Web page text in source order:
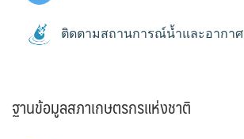
ติดตามสถานการณ์น้ำและอากาศ
ฐานข้อมูลสภาเกษตรกรแห่งชาติ